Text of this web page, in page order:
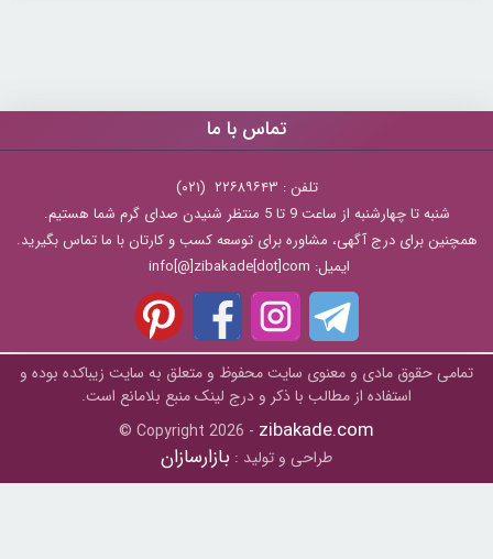
تماس با ما
تلفن : ۲۲۶۸۹۶۴۳ (۰۲۱)
شنبه تا چهارشنبه از ساعت 9 تا 5 منتظر شنیدن صدای گرم شما هستیم.
همچنین برای درج آگهی، مشاوره برای توسعه کسب و کارتان با ما تماس بگیرید.
ایمیل: info[@]zibakade[dot]com
تمامی حقوق مادی و معنوی سایت محفوظ و متعلق به سايت زیباکده بوده و
استفاده از مطالب با ذکر و درج لینک منبع بلامانع است.
© Copyright 2026 - zibakade.com
طراحی و تولید : بازارسازان